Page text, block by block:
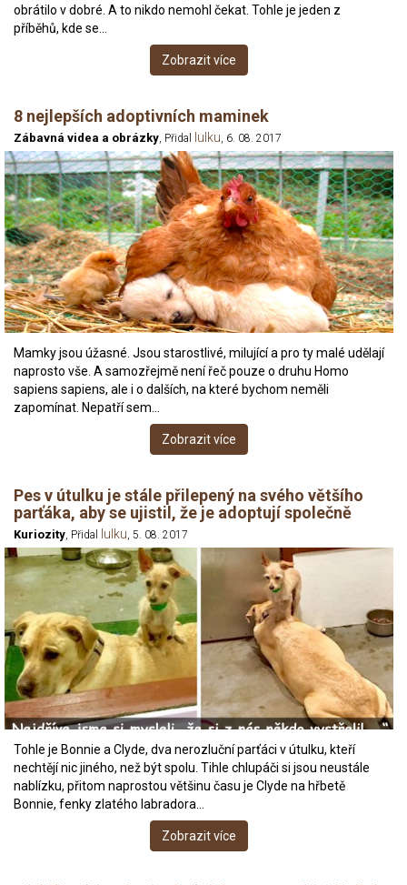
obrátilo v dobré. A to nikdo nemohl čekat. Tohle je jeden z
příběhů, kde se…
Zobrazit více
8 nejlepších adoptivních maminek
Zábavná videa a obrázky, Přidal lulku, 6. 08. 2017
Mamky jsou úžasné. Jsou starostlivé, milující a pro ty malé udělají
naprosto vše. A samozřejmě není řeč pouze o druhu Homo
sapiens sapiens, ale i o dalších, na které bychom neměli
zapomínat. Nepatří sem…
Zobrazit více
Pes v útulku je stále přilepený na svého většího
parťáka, aby se ujistil, že je adoptují společně
Kuriozity, Přidal lulku, 5. 08. 2017
Tohle je Bonnie a Clyde, dva nerozluční parťáci v útulku, kteří
nechtějí nic jiného, než být spolu. Tihle chlupáči si jsou neustále
nablízku, přitom naprostou většinu času je Clyde na hřbetě
Bonnie, fenky zlatého labradora…
Zobrazit více